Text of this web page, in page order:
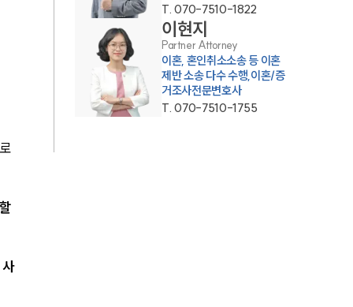
업무사례
업무사례
사례분석/최신동향
T.070-7510-1822
이현지
Partner Attorney
이혼, 혼인취소소송 등 이혼
제반 소송 다수 수행,이혼/증
거조사전문변호사
T.070-7510-1755